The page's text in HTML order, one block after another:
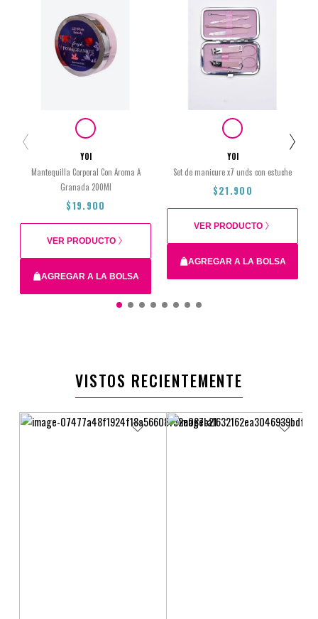
YOI
Mantequilla Corporal Con Aroma A
Granada 200Ml
$19.900
AGREGAR A LA BOLSA
VER PRODUCTO
YOI
Set de manicure x7 unds con estuche
$21.900
AGREGAR A LA BOLSA
VER PRODUCTO
VISTOS RECIENTEMENTE